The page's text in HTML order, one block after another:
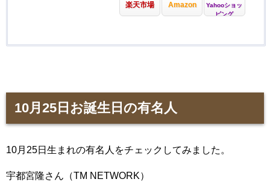
楽天市場 Amazon
Yahooショッ
ピング
10月25日お誕生日の有名人
10月25日生まれの有名人をチェックしてみました。
宇都宮隆さん（TM NETWORK）